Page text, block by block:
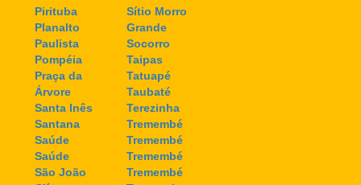
Pirituba
Planalto
Paulista
Pompéia
Praça da
Árvore
Santa Inês
Santana
Saúde
Saúde
São João
Sítio Morro
Grande
Socorro
Taipas
Tatuapé
Taubaté
Terezinha
Tremembé
Tremembé
Tremembé
Tremembé